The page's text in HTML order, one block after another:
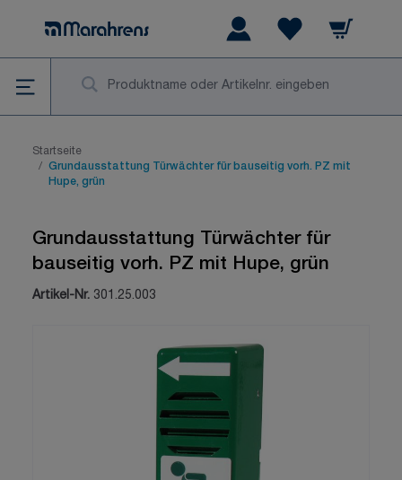
Warenkorb
Startseite
/ Grundausstattung Türwächter für bauseitig vorh. PZ mit
Hupe, grün
Grundausstattung Türwächter für
bauseitig vorh. PZ mit Hupe, grün
Artikel-Nr. 301.25.003